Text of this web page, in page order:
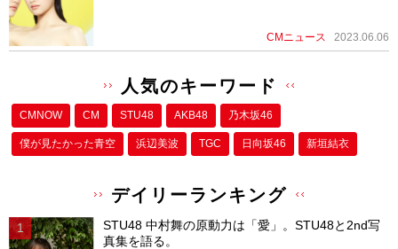
CMニュース 2023.06.06
人気のキーワード
CMNOW CM STU48 AKB48 乃木坂46
僕が⾒たかった⻘空 浜辺美波 TGC 日向坂46 新垣結衣
デイリーランキング
STU48 中村舞の原動力は「愛」。STU48と2nd写
真集を語る。